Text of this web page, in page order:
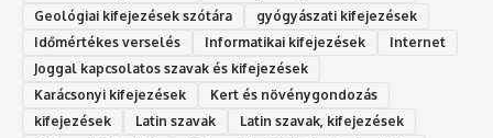
Geológiai kifejezések szótára
gyógyászati kifejezések
Időmértékes verselés
Informatikai kifejezések
Internet
Joggal kapcsolatos szavak és kifejezések
Karácsonyi kifejezések
Kert és növénygondozás
kifejezések
Latin szavak
Latin szavak, kifejezések